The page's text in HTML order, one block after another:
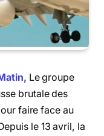
Le groupe
brutale des
faire face au
le 13 avril, la